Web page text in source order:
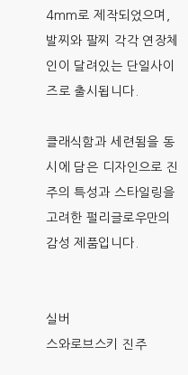
4mm로 제작되었으며,
발찌와 팔찌 각각 연장체
인이 달려있는 단일사이
즈로 출시됩니다.
클래식함과 세련됨을 동
시에 담은 디자인으로 진
주의 특성과 스타일링을
고려한 펄리글로우만의
감성 제품입니다.
실버
스와로브스키 진주